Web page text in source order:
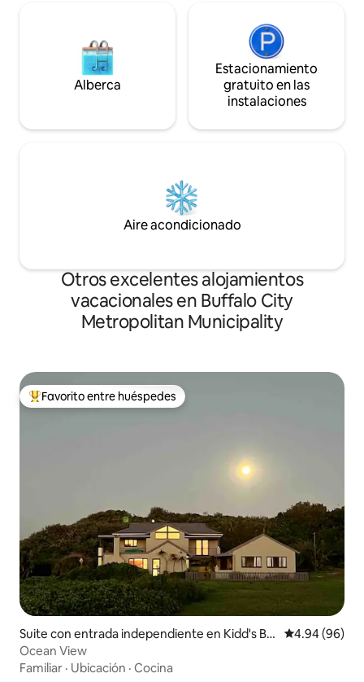
Alberca
Estacionamiento
gratuito en las
instalaciones
Aire acondicionado
Otros excelentes alojamientos
vacacionales en Buffalo City
Metropolitan Municipality
De los mejores en Favorito entre huéspedes
Favorito entre huéspedes
Suite con entrada independiente en Kidd's Be
ach
Calificación
4.94 (96)
Ocean View
Familiar · Ubicación · Cocina